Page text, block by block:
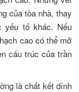
của tòa nhà, thay
yếu tố khác. Nếu
cao có thể mở
cấu trúc của trần
là chất kết dính